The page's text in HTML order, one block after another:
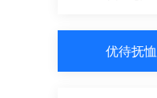
优待抚恤